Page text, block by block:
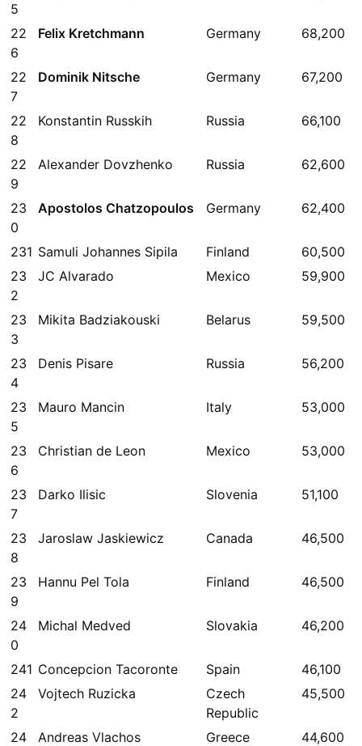
5
22
6
Felix Kretchmann Germany 68,200
22
7
Dominik Nitsche Germany 67,200
22
8
Konstantin Russkih Russia 66,100
22
9
Alexander Dovzhenko Russia 62,600
23
0
Apostolos Chatzopoulos Germany 62,400
231 Samuli Johannes Sipila Finland
60,500
23
2
JC Alvarado Mexico 59,900
23
3
Mikita Badziakouski Belarus 59,500
23
4
Denis Pisare Russia 56,200
23
5
Mauro Mancin Italy 53,000
23
6
Christian de Leon Mexico 53,000
23
7
Darko Ilisic Slovenia 51,100
23
8
Jaroslaw Jaskiewicz Canada 46,500
23
9
Hannu Pel Tola Finland 46,500
24
0
Michal Medved Slovakia 46,200
241 Concepcion Tacoronte Spain
46,100
24
2
Vojtech Ruzicka
Czech
Republic
45,500
24
Andreas Vlachos Greece 44,600